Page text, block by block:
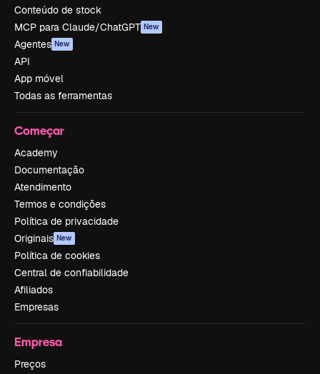
Conteúdo de stock
MCP para Claude/ChatGPT New
Agentes New
API
App móvel
Todas as ferramentas
Começar
Academy
Documentação
Atendimento
Termos e condições
Política de privacidade
Originais New
Política de cookies
Central de confiabilidade
Afiliados
Empresas
Empresa
Preços